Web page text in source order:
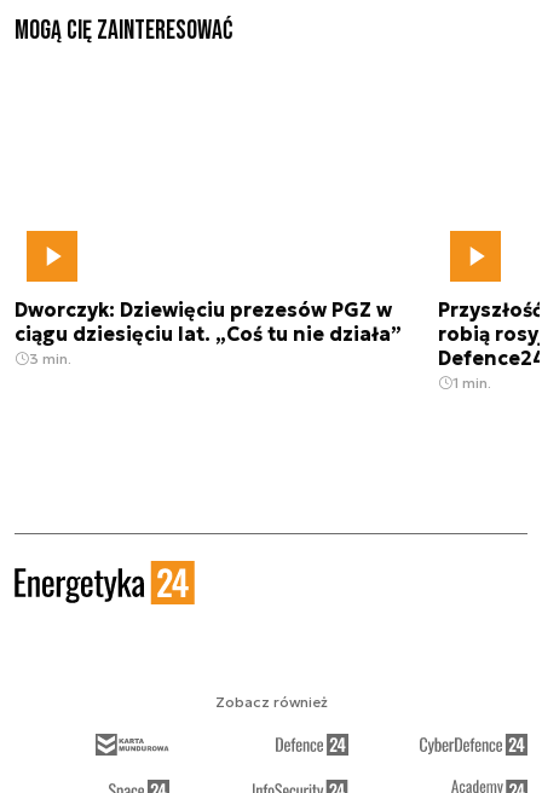
Mogą Cię zainteresować
Dworczyk: Dziewięciu prezesów PGZ w
ciągu dziesięciu lat. „Coś tu nie działa”
3 min.
robią
1 min.
Zobacz również